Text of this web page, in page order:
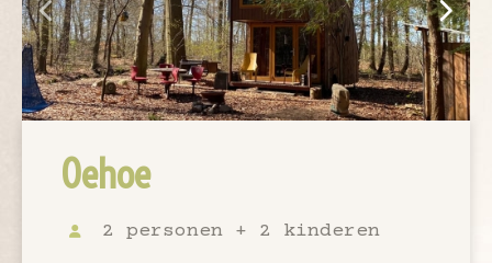
Oehoe
2 personen + 2 kinderen